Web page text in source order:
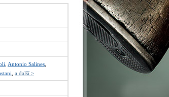
Antonio Salines
a další >